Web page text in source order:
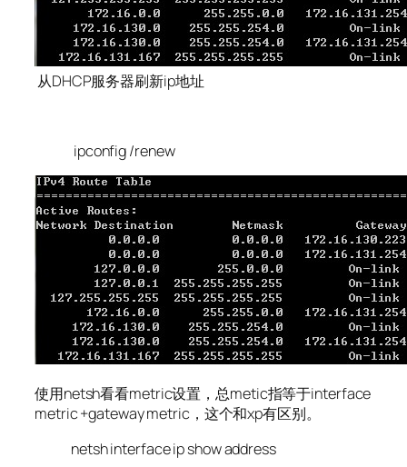
从DHCP服务器刷新ip地址
ipconfig /renew
使用netsh看看metric设置，总metic指等于interface
metric +gateway metric，这个和xp有区别。
netsh interface ip show address